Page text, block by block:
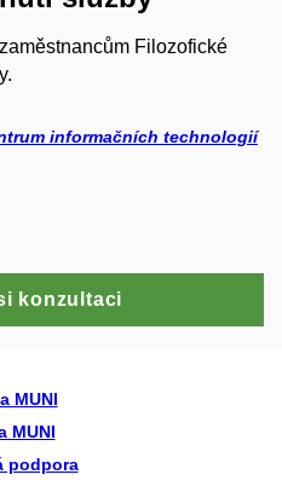
Filozofické
informačních technologií
konzultaci
MUNI
MUNI
podpora